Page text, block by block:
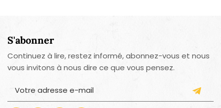
S'abonner
Continuez à lire, restez informé, abonnez-vous et nous
vous invitons à nous dire ce que vous pensez.